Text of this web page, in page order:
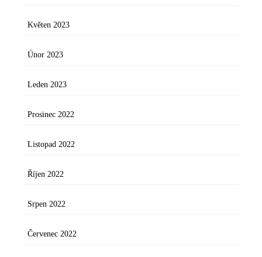
Květen 2023
Únor 2023
Leden 2023
Prosinec 2022
Listopad 2022
Říjen 2022
Srpen 2022
Červenec 2022